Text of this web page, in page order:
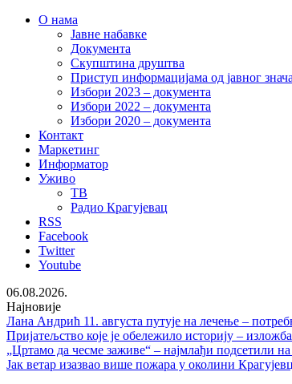
О нама
Јавне набавке
Документа
Скупштина друштва
Приступ информацијама од јавног
Избори 2023 – документа
Избори 2022 – документа
Избори 2020 – документа
Контакт
Маркетинг
Информатор
Уживо
ТВ
Радио Крагујевац
RSS
Facebook
Twitter
Youtube
06.08.2026.
Најновије
Лана Андрић 11. августа путује на лечење –
Пријатељство које је обележило историју –
„Цртамо да чесме заживе“ – најмлађи подсетили на
Јак ветар изазвао више пожара у околини